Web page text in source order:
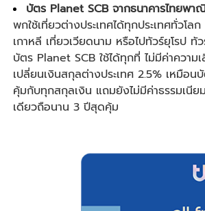
บัตร Planet SCB จากธนาคารไทยพา
พกใช้เที่ยวต่างประเทศได้ทุกประเทศทั่วโลก
เกาหลี เที่ยวเวียดนาม หรือไปทัวร์ยุโรป ทั
บัตร Planet SCB ใช้ได้ทุกที่ ไม่มีค่าความ
เปลี่ยนเงินสกุลต่างประเทศ 2.5% เหมือ
คุ้มกับทุกสกุลเงิน แถมยังไม่มีค่าธรรมเนีย
เดียวถือนาน 3 ปีสุดคุ้ม